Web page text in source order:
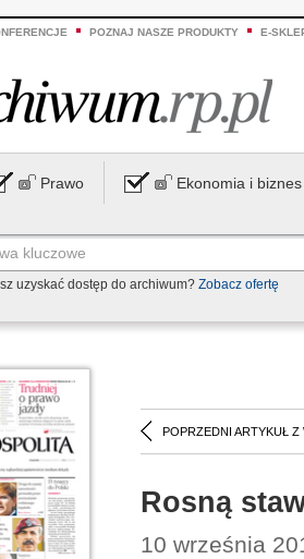
POZNAJ NASZE PRODUKTY E-
Prawo Ekonomia i biznes
uzyskać dostęp do archiwum? Zobacz ofertę
POPRZEDNI ARTYKUŁ Z
Rosną
10 września